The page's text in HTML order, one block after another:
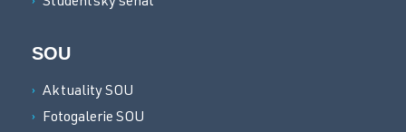
SOU
Aktuality SOU
Fotogalerie SOU